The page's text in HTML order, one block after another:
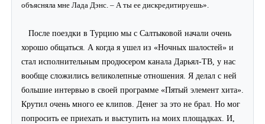
объясняла мне Лада Дэнс. – А ты ее дискредитируешь».
После поездки в Турцию мы с Салтыковой начали очень
хорошо общаться. А когда я ушел из «Ночных шалостей» и
стал исполнительным продюсером канала Дарьял-ТВ, у нас
вообще сложились великолепные отношения. Я делал с ней
большие интервью в своей программе «Пятый элемент хита».
Крутил очень много ее клипов. Денег за это не брал. Но мог
попросить ее приехать и выступить на моих площадках. И,